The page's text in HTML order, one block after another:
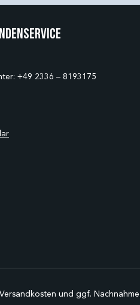
+49 2336 – 8193175
Versandkosten und ggf.